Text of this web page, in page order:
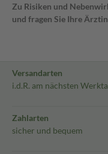
Zu Risiken und
und fragen Sie Ihre
Versandarten
i.d.R. am nächsten
Zahlarten
sicher und bequem